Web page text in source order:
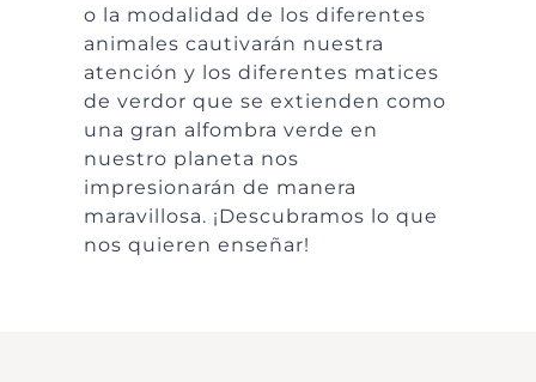
o la modalidad de los diferentes
animales cautivarán nuestra
atención y los diferentes matices
de verdor que se extienden como
una gran alfombra verde en
nuestro planeta nos
impresionarán de manera
maravillosa. ¡Descubramos lo que
nos quieren enseñar!